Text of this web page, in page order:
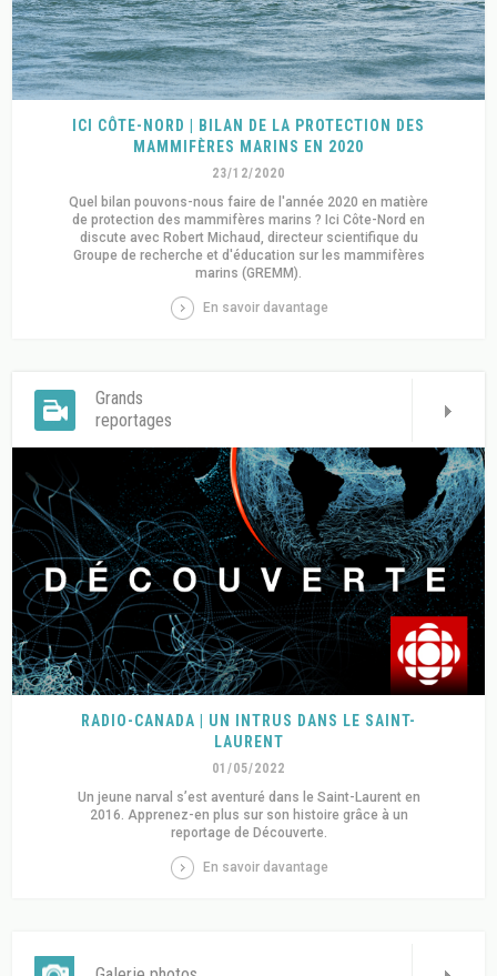
ICI CÔTE-NORD | BILAN DE LA PROTECTION DES
MAMMIFÈRES MARINS EN 2020
23/12/2020
Quel bilan pouvons-nous faire de l'année 2020 en matière
de protection des mammifères marins ? Ici Côte-Nord en
discute avec Robert Michaud, directeur scientifique du
Groupe de recherche et d'éducation sur les mammifères
marins (GREMM).
En savoir davantage
Grands
reportages
RADIO-CANADA | UN INTRUS DANS LE SAINT-
LAURENT
01/05/2022
Un jeune narval s’est aventuré dans le Saint-Laurent en
2016. Apprenez-en plus sur son histoire grâce à un
reportage de Découverte.
En savoir davantage